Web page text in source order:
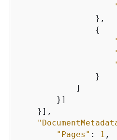
                },
{
                }
            ]
        }]
    }],
"Pages" : 1 ,